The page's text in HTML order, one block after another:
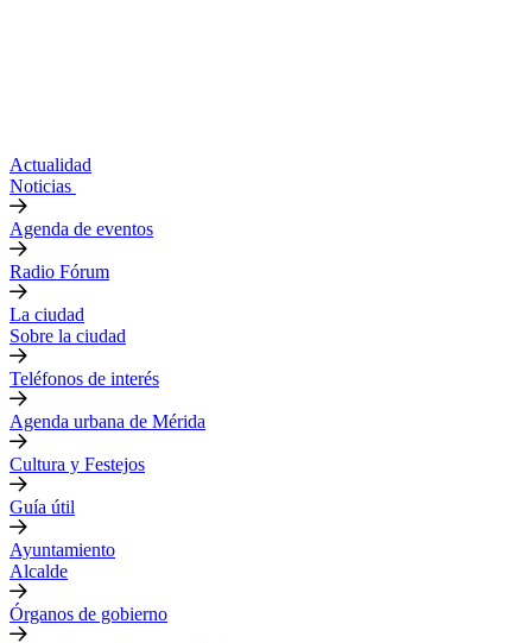
Actualidad
Noticias
Agenda de eventos
Radio Fórum
La ciudad
Sobre la ciudad
Teléfonos de interés
Agenda urbana de Mérida
Cultura y Festejos
Guía útil
Ayuntamiento
Alcalde
Órganos de gobierno